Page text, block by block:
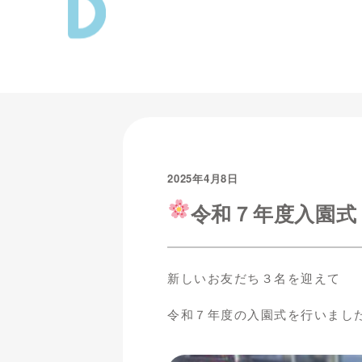
2025年4月8日
令和７年度入園式
新しいお友だち３名を迎えて
令和７年度の入園式を行いまし